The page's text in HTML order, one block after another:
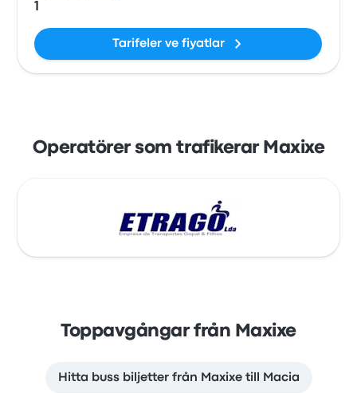
1
Tarifeler ve fiyatlar
Operatörer som trafikerar Maxixe
Toppavgångar från Maxixe
Hitta buss biljetter från Maxixe till Macia